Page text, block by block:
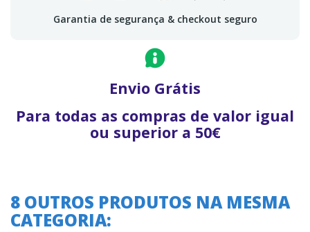
Garantia de segurança & checkout seguro
Envio Grátis
Para todas as compras de valor igual
ou superior a 50€
8 OUTROS PRODUTOS NA MESMA
CATEGORIA: